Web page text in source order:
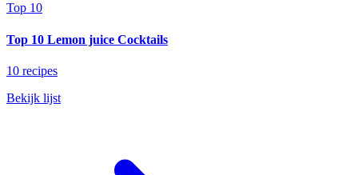
Top 10
Top 10 Lemon juice Cocktails
10 recipes
Bekijk lijst